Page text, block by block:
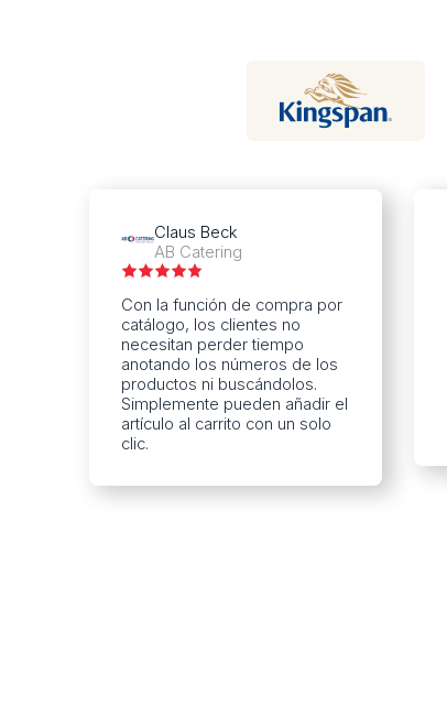
Claus Beck
AB Catering
Con la función de compra por
catálogo, los clientes no
necesitan perder tiempo
anotando los números de los
productos ni buscándolos.
Simplemente pueden añadir el
artículo al carrito con un solo
clic.